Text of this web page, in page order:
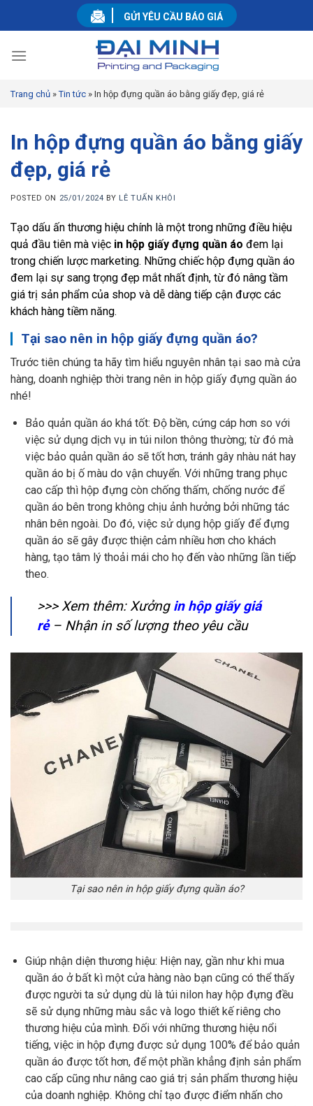
GỬI YÊU CẦU BÁO GIÁ
Trang chủ »Tin tức » In hộp đựng quần áo bằng giấy đẹp, giá rẻ
In hộp đựng quần áo bằng giấy
đẹp, giá rẻ
POSTED ON 25/01/2024 BY LÊ TUẤN KHÔI
Tạo dấu ấn thương hiệu chính là một trong những điều hiệu
quả đầu tiên mà việc in hộp giấy đựng quần áo đem lại
trong chiến lược marketing. Những chiếc hộp đựng quần áo
đem lại sự sang trọng đẹp mắt nhất định, từ đó nâng tầm
giá trị sản phẩm của shop và dễ dàng tiếp cận được các
khách hàng tiềm năng.
Tại sao nên in hộp giấy đựng quần áo?
Trước tiên chúng ta hãy tìm hiểu nguyên nhân tại sao mà cửa
hàng, doanh nghiệp thời trang nên in hộp giấy đựng quần áo
nhé!
Bảo quản quần áo khá tốt: Độ bền, cứng cáp hơn so với
việc sử dụng dịch vụ in túi nilon thông thường; từ đó mà
việc bảo quản quần áo sẽ tốt hơn, tránh gây nhàu nát hay
quần áo bị ố màu do vận chuyển. Với những trang phục
cao cấp thì hộp đựng còn chống thấm, chống nước để
quần áo bên trong không chịu ảnh hưởng bởi những tác
nhân bên ngoài. Do đó, việc sử dụng hộp giấy để đựng
quần áo sẽ gây được thiện cảm nhiều hơn cho khách
hàng, tạo tâm lý thoải mái cho họ đến vào những lần tiếp
theo.
>>> Xem thêm: Xưởng in hộp giấy giá
rẻ – Nhận in số lượng theo yêu cầu
Tại sao nên in hộp giấy đựng quần áo?
Giúp nhận diện thương hiệu: Hiện nay, gần như khi mua
quần áo ở bất kì một cửa hàng nào bạn cũng có thể thấy
được người ta sử dụng dù là túi nilon hay hộp đựng đều
sẽ sử dụng những màu sắc và logo thiết kế riêng cho
thương hiệu của mình. Đối với những thương hiệu nổi
tiếng, việc in hộp đựng được sử dụng 100% để bảo quản
quần áo được tốt hơn, để một phần khẳng định sản phẩm
cao cấp cũng như nâng cao giá trị sản phẩm thương hiệu
của doanh nghiệp. Không chỉ tạo được điểm nhấn cho